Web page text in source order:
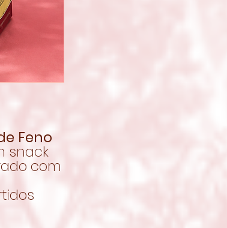
Feno
snack
com